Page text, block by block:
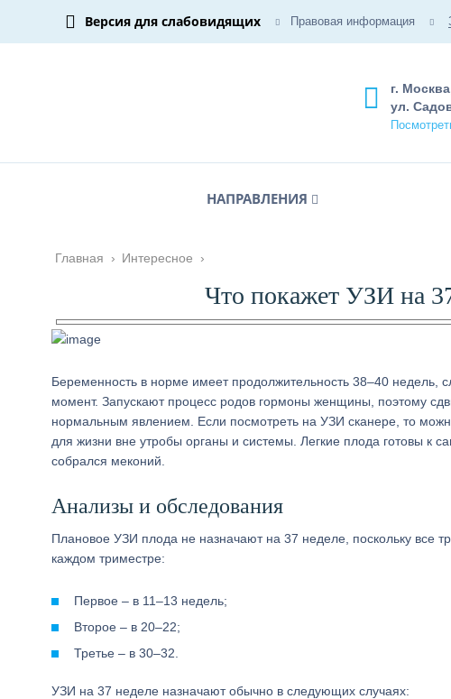
Версия для слабовидящих Правовая информация
г.
ул.
НАПРАВЛЕНИЯ
Главная › Интересное ›
Что покажет УЗИ на
Беременность в норме имеет продолжительность 38–40 недель,
момент. Запускают процесс родов гормоны женщины, поэтому
нормальным явлением. Если посмотреть на УЗИ сканере, то
для жизни вне утробы органы и системы. Легкие плода готовы к
собрался меконий.
Анализы и обследования
Плановое УЗИ плода не назначают на 37 неделе, поскольку все
каждом триместре:
Первое – в 11–13 недель;
Второе – в 20–22;
Третье – в 30–32.
УЗИ на 37 неделе назначают обычно в следующих случаях: